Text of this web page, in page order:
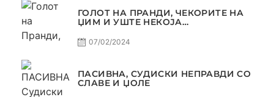
ГОЛОТ НА ПРАНДИ, ЧЕКОРИТЕ НА
ЏИМ И УШТЕ НЕКОЈА
САМО РАКОМЕТ
07/02/2024
ПАСИВНА, СУДИСКИ НЕПРАВДИ СО
СЛАВЕ И ЏОЛЕ